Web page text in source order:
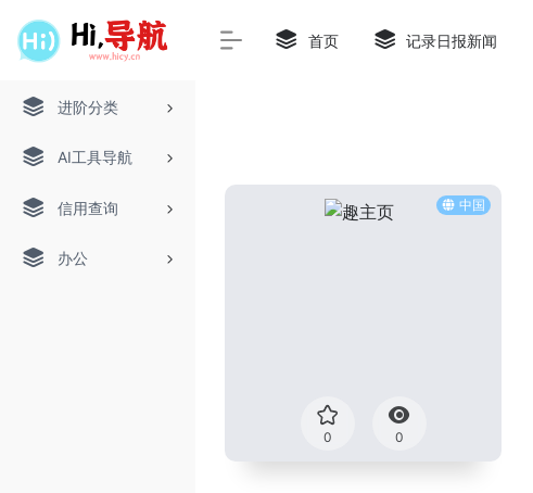
进阶分类
AI工具导航
信用查询
办公
首页 记录日报新闻
中国
0 0